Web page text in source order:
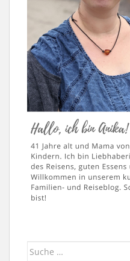
Suche